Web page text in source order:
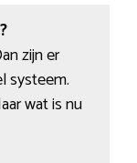
zijn er
systeem.
wat is nu